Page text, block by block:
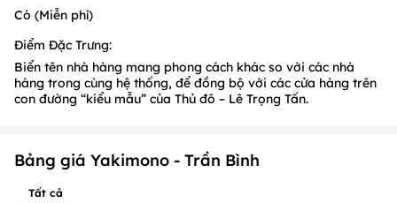
Có (Miễn phí)
Điểm Đặc Trưng:
Biển tên nhà hàng mang phong cách khác so với các nhà
hàng trong cùng hệ thống, để đồng bộ với các cửa hàng trên
con đường “kiểu mẫu” của Thủ đô – Lê Trọng Tấn.
Bảng giá Yakimono - Trần Bình
Tất cả